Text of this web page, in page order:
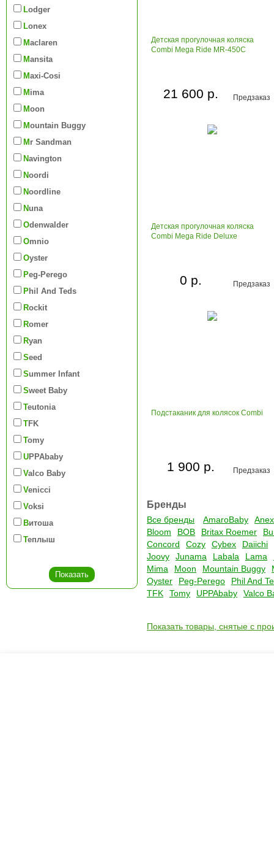
Lodger
Lonex
Maclaren
Mansita
Maxi-Cosi
Mima
Moon
Mountain Buggy
Mr Sandman
Navington
Noordi
Noordline
Nuna
Odenwalder
Omnio
Oyster
Peg-Perego
Phil And Teds
Rockit
Romer
Ryan
Seed
Summer Infant
Sweet Baby
Teutonia
TFK
Tomy
UPPAbaby
Valco Baby
Venicci
Voksi
Витоша
Теплыш
Детская прогулочная коляска
Combi Mega Ride MR-450C
Предзаказ
21 600 р.
Детская прогулочная коляска
Combi Mega Ride Deluxe
Предзаказ
0 р.
Подстаканик для колясок Combi
Предзаказ
1 900 р.
Бренды
Все бренды AmaroBaby
Anex
Bloom
BOB Britax Roemer
Concord
Cozy Cybex
Daiichi
Joovy
Junama Labala Lama
Mima
Moon Mountain Buggy
Oyster
Peg-Perego
Phil And
TFK
Tomy UPPAbaby Valco
Показать товары, снятые с